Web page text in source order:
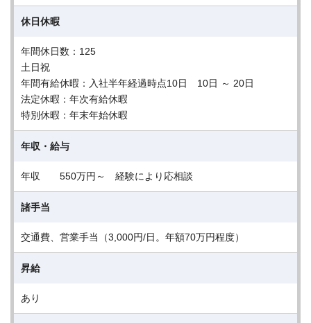
休日休暇
年間休日数：125
土日祝
年間有給休暇：入社半年経過時点10日 10日 ～ 20日
法定休暇：年次有給休暇
特別休暇：年末年始休暇
年収・給与
年収 550万円～ 経験により応相談
諸手当
交通費、営業手当（3,000円/日。年額70万円程度）
昇給
あり